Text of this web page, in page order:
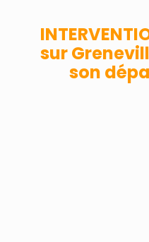
sur
son